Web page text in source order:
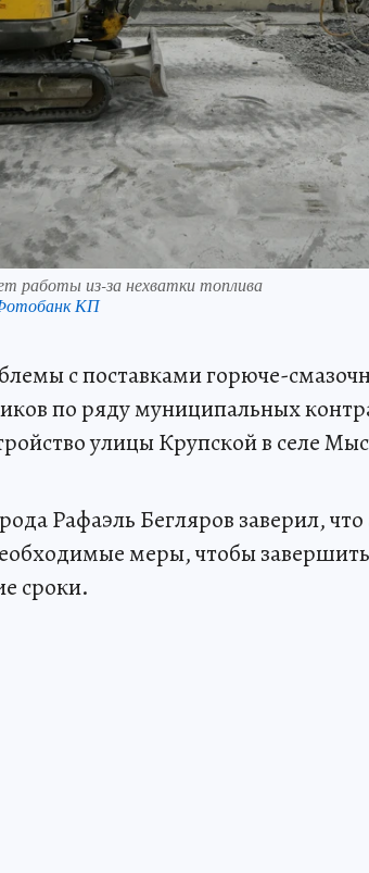
работы из-за нехватки топлива
КП
с поставками горюче-
по ряду муниципальных
улицы Крупской в селе
Рафаэль Бегляров заверил,
меры, чтобы
сроки.